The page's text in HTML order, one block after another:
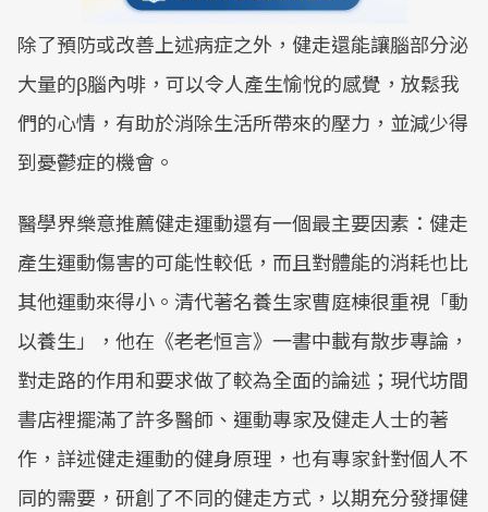
除了預防或改善上述病症之外，健走還能讓腦部分泌
大量的β腦內啡，可以令人產生愉悅的感覺，放鬆我
們的心情，有助於消除生活所帶來的壓力，並減少得
到憂鬱症的機會。
醫學界樂意推薦健走運動還有一個最主要因素：健走
產生運動傷害的可能性較低，而且對體能的消耗也比
其他運動來得小。清代著名養生家曹庭棟很重視「動
以養生」，他在《老老恒言》一書中載有散步專論，
對走路的作用和要求做了較為全面的論述；現代坊間
書店裡擺滿了許多醫師、運動專家及健走人士的著
作，詳述健走運動的健身原理，也有專家針對個人不
同的需要，研創了不同的健走方式，以期充分發揮健